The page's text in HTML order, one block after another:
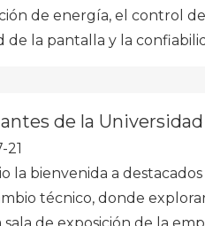
de energía, el control
la pantalla y la
de la
21
la bienvenida a
técnico, donde